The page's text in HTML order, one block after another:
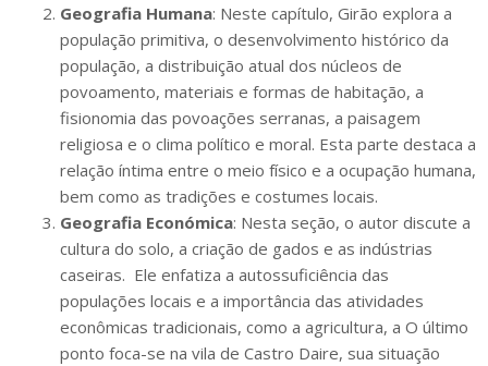
Geografia Humana: Neste capítulo, Girão explora a
população primitiva, o desenvolvimento histórico da
população, a distribuição atual dos núcleos de
povoamento, materiais e formas de habitação, a
fisionomia das povoações serranas, a paisagem
religiosa e o clima político e moral. Esta parte destaca a
relação íntima entre o meio físico e a ocupação humana,
bem como as tradições e costumes locais. ​
Geografia Económica: Nesta seção, o autor discute a
cultura do solo, a criação de gados e as indústrias
caseiras. ​ Ele enfatiza a autossuficiência das
populações locais e a importância das atividades
econômicas tradicionais, como a agricultura, a O último
ponto foca-se na vila de Castro Daire, sua situação